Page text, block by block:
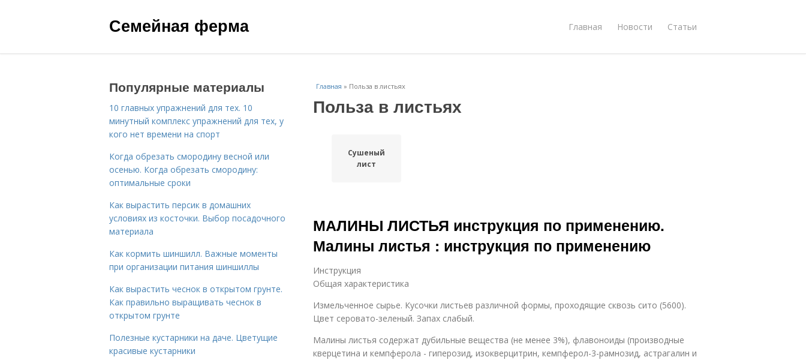
Семейная ферма Главная Новости Статьи
Главная » Польза в листьях
Польза в листьях
Сушеный
лист
МАЛИНЫ ЛИСТЬЯ инструкция по применению.
Малины листья : инструкция по применению
Инструкция
Общая характеристика
Измельченное сырье. Кусочки листьев различной формы, проходящие сквозь сито (5600).
Цвет серовато-зеленый. Запах слабый.
Малины листья содержат дубильные вещества (не менее 3%), флавоноиды (производные
кверцетина и кемпферола - гиперозид, изокверцитрин, кемпферол-3-рамнозид, астрагалин и
Популярные материалы
10 главных упражнений для тех. 10
минутный комплекс упражнений для тех, у
кого нет времени на спорт
Когда обрезать смородину весной или
осенью. Когда обрезать смородину:
оптимальные сроки
Как вырастить персик в домашних
условиях из косточки. Выбор посадочного
материала
Как кормить шиншилл. Важные моменты
при организации питания шиншиллы
Как вырастить чеснок в открытом грунте.
Как правильно выращивать чеснок в
открытом грунте
Полезные кустарники на даче. Цветущие
красивые кустарники